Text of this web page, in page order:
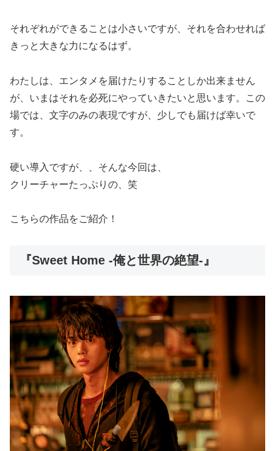
それぞれができることは小さいですが、それを合わせれば
きっと大きな力になるはず。
わたしは、エンタメを届けたりすることしか出来ません
が、いまはそれを必死にやっていきたいと思います。この
場では、文字のみの表現ですが、少しでも届けば幸いで
す。
硬い導入ですが、、そんな今回は、
クリーチャーたっぷりの、笑
こちらの作品をご紹介！
『Sweet Home -俺と世界の絶望-』